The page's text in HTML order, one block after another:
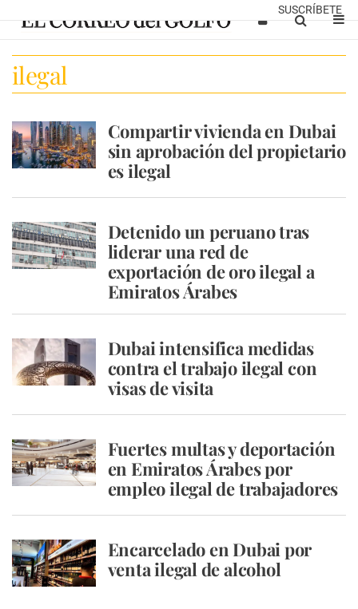
SUSCRÍBETE
ilegal
Compartir vivienda en Dubai
sin aprobación del propietario
es ilegal
Detenido un peruano tras
liderar una red de
exportación de oro ilegal a
Emiratos Árabes
Dubai intensifica medidas
contra el trabajo ilegal con
visas de visita
Fuertes multas y deportación
en Emiratos Árabes por
empleo ilegal de trabajadores
Encarcelado en Dubai por
venta ilegal de alcohol